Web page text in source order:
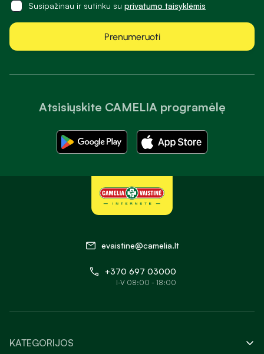
Atsisiųskite CAMELIA programėlę
Susipažinau ir sutinku su privatumo taisyklėmis
Prenumeruoti
evaistine@camelia.lt
+370 697 03000
I-V 08:00 - 18:00
KATEGORIJOS